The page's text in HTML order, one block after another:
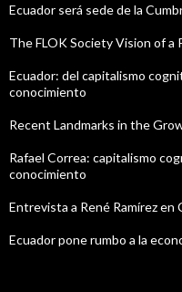
Ecuador será sede de la
The FLOK Society Vision of
Ecuador: del capitalismo
conocimiento
Recent Landmarks in the
Rafael Correa: capitalismo
conocimiento
Entrevista a René Ramírez
Ecuador pone rumbo a la